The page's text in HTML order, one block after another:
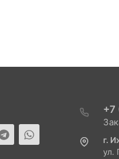
+7
г.
ул.